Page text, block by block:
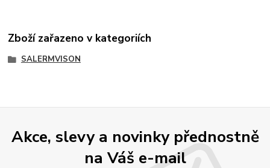
Zboží zařazeno v kategoriích
SALERMVISON
Akce, slevy a novinky přednostně
na Váš e-mail